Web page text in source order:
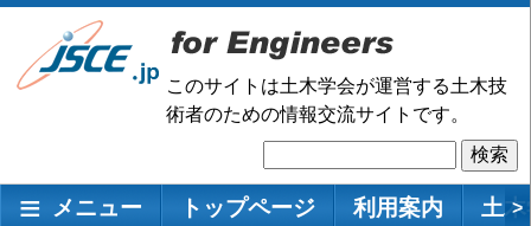
メ
ン
このサイトは土木学会が運営する土木技
術者のための情報交流サイトです。
索
メインナビゲーション
メニュー トップページ 利用案内 土 >